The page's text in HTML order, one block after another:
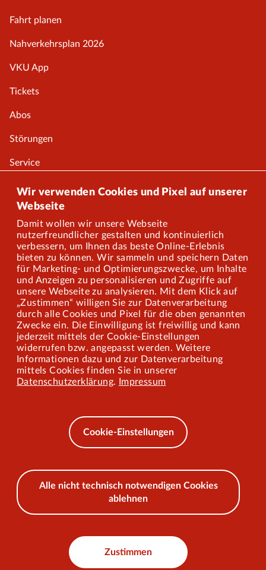
Wir verwenden Cookies und Pixel auf unserer
Webseite
Damit wollen wir unsere Webseite
nutzerfreundlicher gestalten und kontinuierlich
verbessern, um Ihnen das beste Online-Erlebnis
bieten zu können. Wir sammeln und speichern Daten
für Marketing- und Optimierungszwecke, um Inhalte
und Anzeigen zu personalisieren und Zugriffe auf
unsere Webseite zu analysieren. Mit dem Klick auf
„Zustimmen“ willigen Sie zur Datenverarbeitung
durch alle Cookies und Pixel für die oben genannten
Zwecke ein. Die Einwilligung ist freiwillig und kann
jederzeit mittels der Cookie-Einstellungen
widerrufen bzw. angepasst werden. Weitere
Informationen dazu und zur Datenverarbeitung
mittels Cookies finden Sie in unserer
Datenschutzerklärung. Impressum
Cookie-Einstellungen
Alle nicht technisch notwendigen Cookies
ablehnen
Zustimmen
Fahrt planen
Nahverkehrsplan 2026
VKU App
Tickets
Abos
Störungen
Service
Onlineshop
Über uns
Karriere
Presse
Mitarbeiterportal
Barrierefreiheit
Mobilität lernen